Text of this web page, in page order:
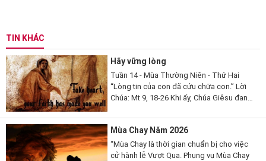
TIN KHÁC
Hãy vững lòng
Tuần 14 - Mùa Thường Niên - Thứ Hai
“Lòng tin của con đã cứu chữa con.” Lời
Chúa: Mt 9, 18-26 Khi ấy, Chúa Giêsu đang
mà thưa...
Mùa Chay Năm 2026
“Mùa Chay là thời gian chuẩn bị cho việc
cử hành lễ Vượt Qua. Phụng vụ Mùa Chay